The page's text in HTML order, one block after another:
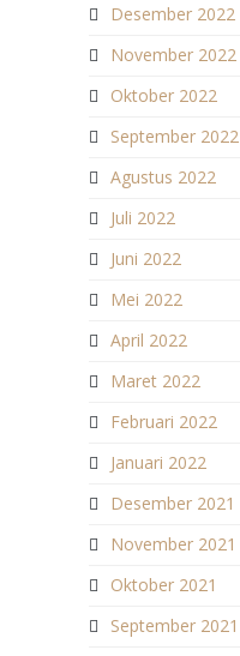
Desember 2022
November 2022
Oktober 2022
September 2022
Agustus 2022
Juli 2022
Juni 2022
Mei 2022
April 2022
Maret 2022
Februari 2022
Januari 2022
Desember 2021
November 2021
Oktober 2021
September 2021